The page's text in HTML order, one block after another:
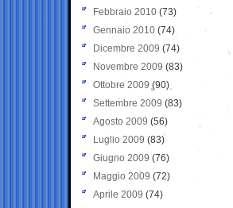
Febbraio 2010 (73)
Gennaio 2010 (74)
Dicembre 2009 (74)
Novembre 2009 (83)
Ottobre 2009 (90)
Settembre 2009 (83)
Agosto 2009 (56)
Luglio 2009 (83)
Giugno 2009 (76)
Maggio 2009 (72)
Aprile 2009 (74)